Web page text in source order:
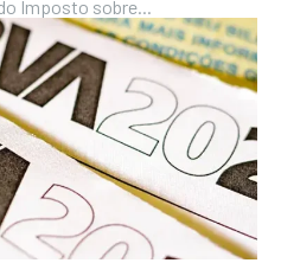
Imposto sobre...